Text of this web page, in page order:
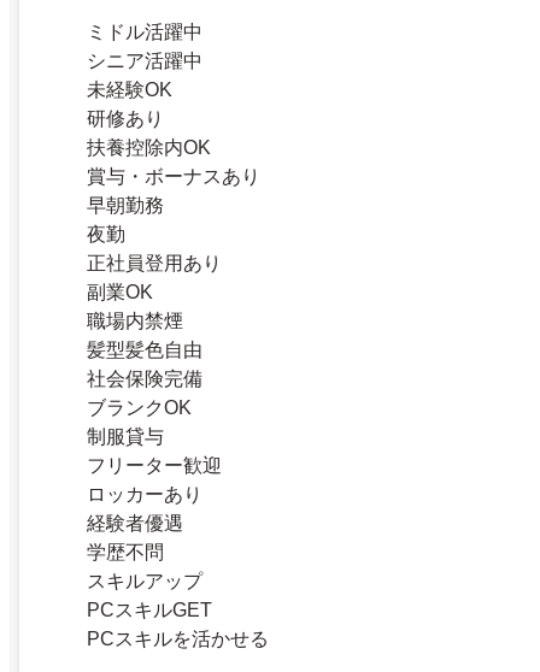
ミドル活躍中
シニア活躍中
未経験OK
研修あり
扶養控除内OK
賞与・ボーナスあり
早朝勤務
夜勤
正社員登用あり
副業OK
職場内禁煙
髪型髪色自由
社会保険完備
ブランクOK
制服貸与
フリーター歓迎
ロッカーあり
経験者優遇
学歴不問
スキルアップ
PCスキルGET
PCスキルを活かせる